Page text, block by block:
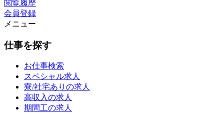
閲覧履歴
会員登録
メニュー
仕事を探す
お仕事検索
スペシャル求人
寮/社宅ありの求人
高収入の求人
期間工の求人